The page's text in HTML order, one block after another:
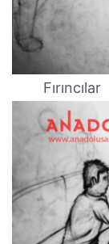
Fırıncılar